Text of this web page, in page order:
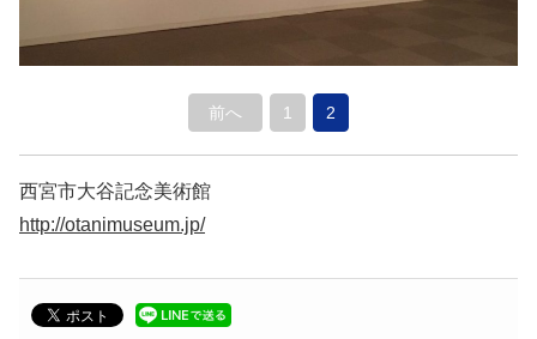
前へ 1 2
西宮市大谷記念美術館
http://otanimuseum.jp/